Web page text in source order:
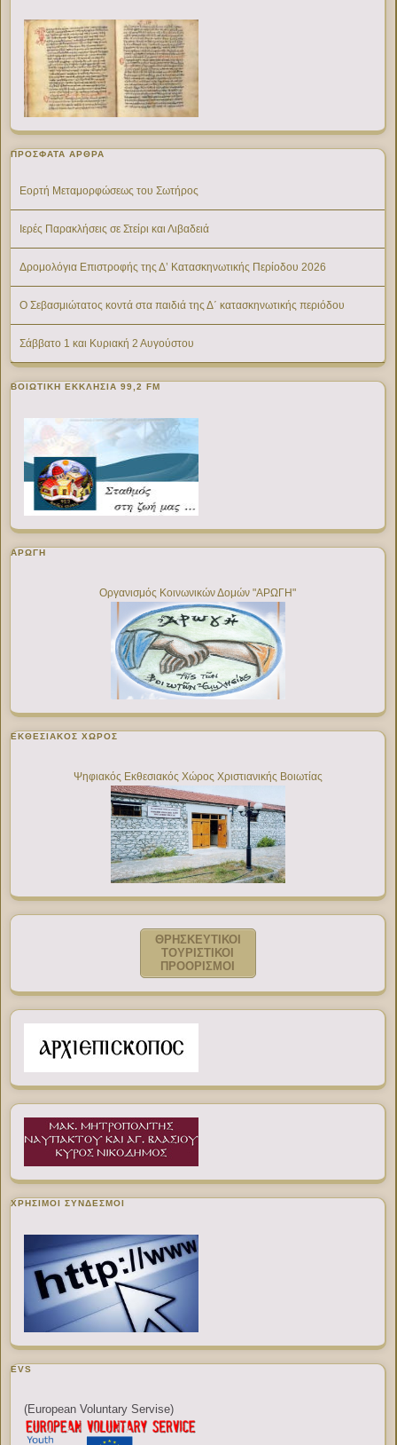
ΠΡΌΣΦΑΤΑ ΆΡΘΡΑ
Εορτή Μεταμορφώσεως του Σωτήρος
Ιερές Παρακλήσεις σε Στείρι και Λιβαδειά
Δρομολόγια Επιστροφής της Δ’ Κατασκηνωτικής Περίοδου 2026
Ο Σεβασμιώτατος κοντά στα παιδιά της Δ΄ κατασκηνωτικής περιόδου
Σάββατο 1 και Κυριακή 2 Αυγούστου
ΒΟΙΩΤΙΚΉ ΕΚΚΛΗΣΊΑ 99,2 FM
ΑΡΩΓΗ
Οργανισμός Κοινωνικών Δομών "ΑΡΩΓΗ"
ΕΚΘΕΣΙΑΚΌΣ ΧΏΡΟΣ
Ψηφιακός Εκθεσιακός Χώρος Χριστιανικής Βοιωτίας
ΘΡΗΣΚΕΥΤΙΚΟΙ
ΤΟΥΡΙΣΤΙΚΟΙ
ΠΡΟΟΡΙΣΜΟΙ
ΧΡΉΣΙΜΟΙ ΣΎΝΔΕΣΜΟΙ
EVS
(European Voluntary Servise)